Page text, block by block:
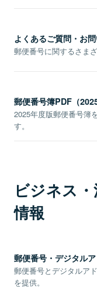
よくあるご質問・お
郵便番号に関するさま
郵便番号簿PDF（
2025年度版郵便番号簿
す。
ビジネス
情報
郵便番号・デジタル
郵便番号とデジタルア
を提供。